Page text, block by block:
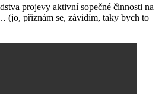
projevy aktivní sopečné činnosti na
(jo, přiznám se, závidím, taky bych to